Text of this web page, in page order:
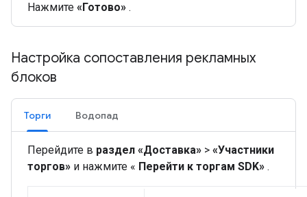
Нажмите «Готово» .
Настройка сопоставления рекламных
блоков
Торги Водопад
Перейдите в раздел «Доставка» > «Участники
торгов» и нажмите « Перейти к торгам SDK» .